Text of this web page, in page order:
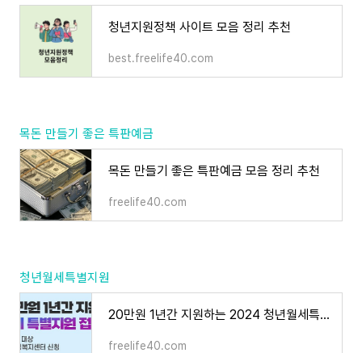
청년지원정책 사이트 모음 정리 추천
best.freelife40.com
목돈 만들기 좋은 특판예금
목돈 만들기 좋은 특판예금 모음 정리 추천
freelife40.com
청년월세특별지원
20만원 1년간 지원하는 2024 청년월세특별지원 신청기간 및 조건 정리
freelife40.com